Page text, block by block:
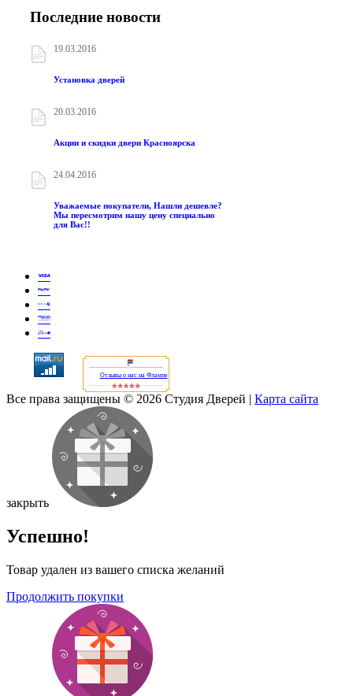
Последние новости
19.03.2016
Установка дверей
20.03.2016
Акции и скидки двери Красноярска
24.04.2016
Уважаемые покупатели, Нашли дешевле?
Мы пересмотрим нашу цену специально
для Вас!!
Отзывы о нас на Флампе
Все права защищены © 2026 Студия Дверей | Карта сайта
закрыть
Успешно!
Товар удален из вашего списка желаний
Продолжить покупки